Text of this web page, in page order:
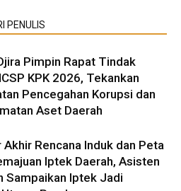
PENULIS
Pimpin Rapat Tindak
KPK 2026, Tekankan
Pencegahan Korupsi dan
Aset Daerah
Akhir Rencana Induk dan Peta
Iptek Daerah, Asisten
Sampaikan Iptek Jadi